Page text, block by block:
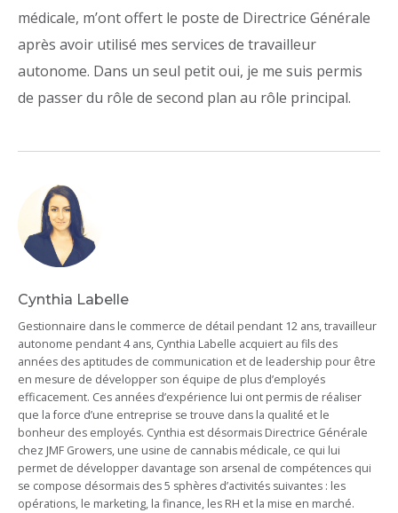
médicale, m’ont offert le poste de Directrice Générale
après avoir utilisé mes services de travailleur
autonome. Dans un seul petit oui, je me suis permis
de passer du rôle de second plan au rôle principal.
Cynthia Labelle
Gestionnaire dans le commerce de détail pendant 12 ans, travailleur
autonome pendant 4 ans, Cynthia Labelle acquiert au fils des
années des aptitudes de communication et de leadership pour être
en mesure de développer son équipe de plus d’employés
efficacement. Ces années d’expérience lui ont permis de réaliser
que la force d’une entreprise se trouve dans la qualité et le
bonheur des employés. Cynthia est désormais Directrice Générale
chez JMF Growers, une usine de cannabis médicale, ce qui lui
permet de développer davantage son arsenal de compétences qui
se compose désormais des 5 sphères d’activités suivantes : les
opérations, le marketing, la finance, les RH et la mise en marché.